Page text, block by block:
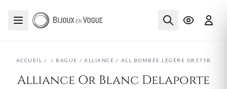
ACCUEIL / / BAGUE / ALLIANCE / ALL.BOMBÉE.LÉGÈRE OR375B
Alliance Or Blanc Delaporte